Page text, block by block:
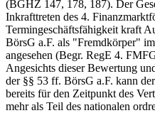
(BGHZ 147, 178, 187). Der
Inkrafttreten des 4.
Termingeschäftsfähigkeit kraft
BörsG a.F. als "Fremdkörper"
angesehen (Begr. RegE 4.
Angesichts dieser Bewertung
der §§ 53 ff. BörsG a.F. kann
bereits für den Zeitpunkt des
mehr als Teil des nationalen